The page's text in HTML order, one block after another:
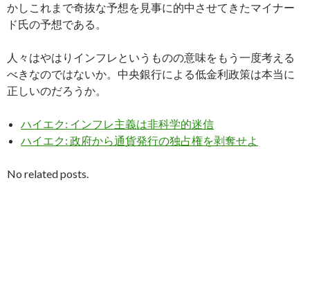
かしこれまで奇抜な予想を見事に的中させてきたマイナー
ド氏の予想である。
人々はやはりインフレというものの意味をもう一度考える
べきなのではないか。中央銀行による低金利政策は本当に
正しいのだろうか。
ハイエク: インフレ主義は非科学的迷信
ハイエク: 政府から通貨発行の独占権を剥奪せよ
No related posts.